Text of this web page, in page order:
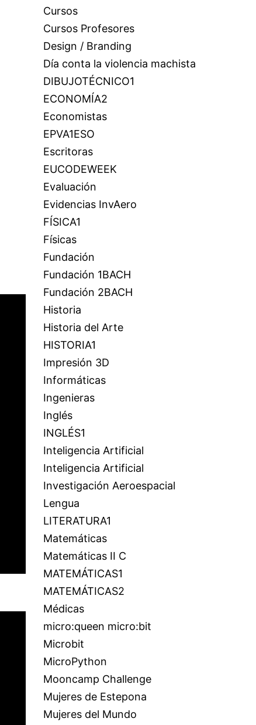
Cursos
Cursos Profesores
Design / Branding
Día conta la violencia machista
DIBUJOTÉCNICO1
ECONOMÍA2
Economistas
EPVA1ESO
Escritoras
EUCODEWEEK
Evaluación
Evidencias InvAero
FÍSICA1
Físicas
Fundación
Fundación 1BACH
Fundación 2BACH
Historia
Historia del Arte
HISTORIA1
Impresión 3D
Informáticas
Ingenieras
Inglés
INGLÉS1
Inteligencia Artificial
Inteligencia Artificial
Investigación Aeroespacial
Lengua
LITERATURA1
Matemáticas
Matemáticas II C
MATEMÁTICAS1
MATEMÁTICAS2
Médicas
micro:queen micro:bit
Microbit
MicroPython
Mooncamp Challenge
Mujeres de Estepona
Mujeres del Mundo